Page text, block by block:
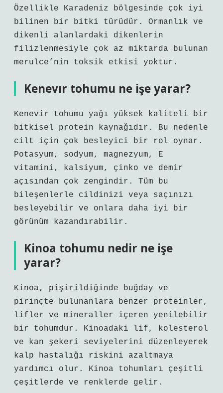
Özellikle Karadeniz bölgesinde çok iyi
bilinen bir bitki türüdür. Ormanlık ve
dikenli alanlardaki dikenlerin
filizlenmesiyle çok az miktarda bulunan
merulce’nin toksik etkisi yoktur.
Kenevır tohumu ne işe yarar?
Kenevir tohumu yağı yüksek kaliteli bir
bitkisel protein kaynağıdır. Bu nedenle
cilt için çok besleyici bir rol oynar.
Potasyum, sodyum, magnezyum, E
vitamini, kalsiyum, çinko ve demir
açısından çok zengindir. Tüm bu
bileşenlerle cildinizi veya saçınızı
besleyebilir ve onlara daha iyi bir
görünüm kazandırabilir.
Kinoa tohumu nedir ne işe
yarar?
Kinoa, pişirildiğinde buğday ve
pirinçte bulunanlara benzer proteinler,
lifler ve mineraller içeren yenilebilir
bir tohumdur. Kinoadaki lif, kolesterol
ve kan şekeri seviyelerini düzenleyerek
kalp hastalığı riskini azaltmaya
yardımcı olur. Kinoa tohumları çeşitli
çeşitlerde ve renklerde gelir.